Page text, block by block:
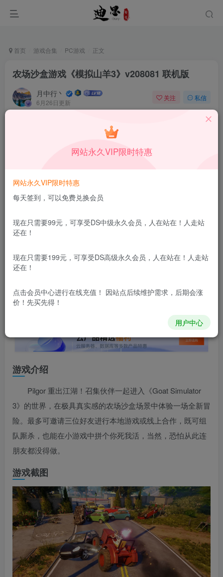
首页 游戏合集 PC游戏 正文
农场沙盒游戏《模拟山羊3》v208081 联机版
月中行丶
6月26日更新
关注 私信
农场沙盒游戏《模拟山羊3》v208081 联机版
此内容为免费资源，请登录后查看
更新及时
本站所有内容来自互联网收集，仅供用于学习和交流，请勿用
用途。如有侵权、不妥之处，请第一时间联系我们删除！Q群：
游戏介绍
Pilgor 重出江湖！召集伙伴一起进入《Goat Simulator
3》的世界，在极具真实感的农场沙盒场景中体验一场全新冒
险。最多可邀请三位好友进行本地游戏或线上合作，既可组
队厮杀，也能在小游戏中拼个你死我活，当然，恐怕从此连
朋友都没得做。
游戏截图
网站永久VIP限时特惠
网站永久VIP限时特惠
每天签到，可以免费兑换会员
现在只需要99元，可享受DS中级永久会员，人在站在！人走站
还在！
现在只需要199元，可享受DS高级永久会员，人在站在！人走站
还在！
点击会员中心进行在线充值！ 因站点后续维护需求，后期会涨
价！先买先得！
用户中心